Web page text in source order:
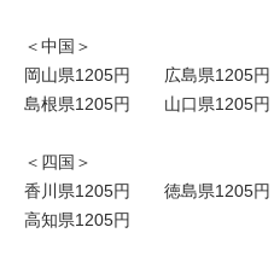
＜中国＞
岡山県1205円 広島県1205
島根県1205円 山口県1205円
＜四国＞
香川県1205円 徳島県1205
高知県1205円